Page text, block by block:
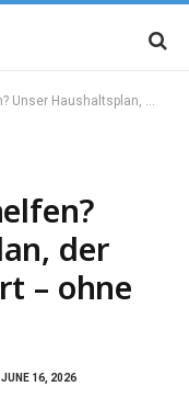
der endlich funktioniert – ohne Gemecker
der
– ohne
JUNE 16, 2026